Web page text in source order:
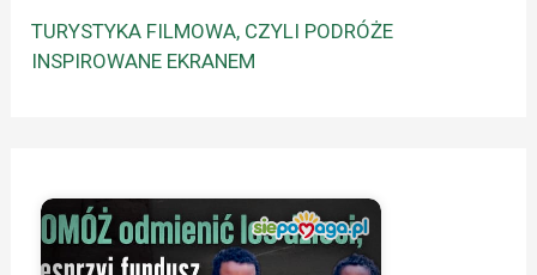
TURYSTYKA FILMOWA, CZYLI PODRÓŻE
INSPIROWANE EKRANEM